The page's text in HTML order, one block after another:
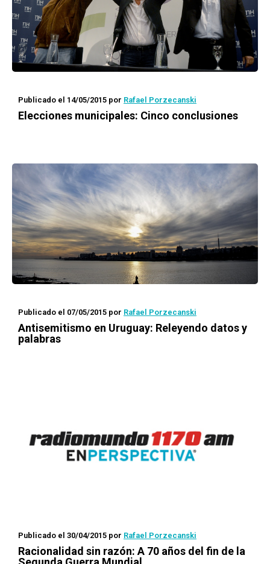
Publicado el 14/05/2015 por Rafael Porzecanski
Elecciones municipales: Cinco conclusiones
Publicado el 07/05/2015 por Rafael Porzecanski
Antisemitismo en Uruguay: Releyendo datos y
palabras
Publicado el 30/04/2015 por Rafael Porzecanski
Racionalidad sin razón: A 70 años del fin de la